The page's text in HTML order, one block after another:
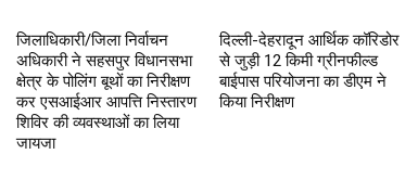
जिलाधिकारी/जिला निर्वाचन
अधिकारी ने सहसपुर विधानसभा
क्षेत्र के पोलिंग बूथों का निरीक्षण
कर एसआईआर आपत्ति निस्तारण
शिविर की व्यवस्थाओं का लिया
जायजा
दिल्ली-देहरादून आर्थिक कॉरिडोर
से जुड़ी 12 किमी ग्रीनफील्ड
बाईपास परियोजना का डीएम ने
किया निरीक्षण